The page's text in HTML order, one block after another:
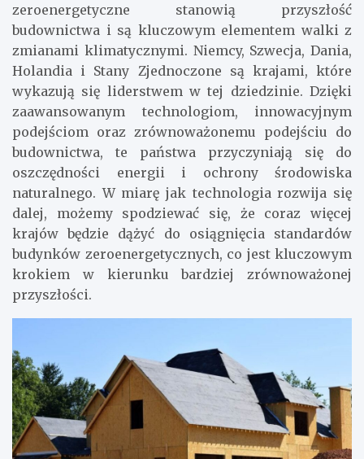
zeroenergetyczne stanowią przyszłość
budownictwa i są kluczowym elementem walki z
zmianami klimatycznymi. Niemcy, Szwecja, Dania,
Holandia i Stany Zjednoczone są krajami, które
wykazują się liderstwem w tej dziedzinie. Dzięki
zaawansowanym technologiom, innowacyjnym
podejściom oraz zrównoważonemu podejściu do
budownictwa, te państwa przyczyniają się do
oszczędności energii i ochrony środowiska
naturalnego. W miarę jak technologia rozwija się
dalej, możemy spodziewać się, że coraz więcej
krajów będzie dążyć do osiągnięcia standardów
budynków zeroenergetycznych, co jest kluczowym
krokiem w kierunku bardziej zrównoważonej
przyszłości.